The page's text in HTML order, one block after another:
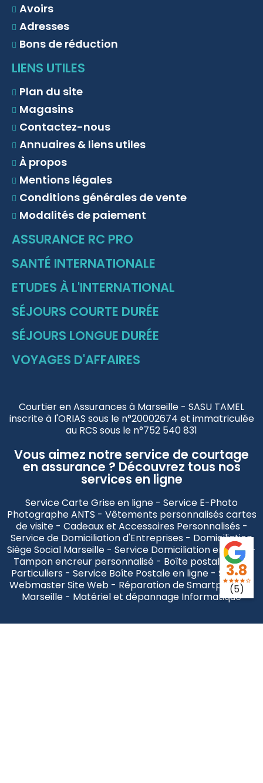
Avoirs
Adresses
Bons de réduction
LIENS UTILES
Plan du site
Magasins
Contactez-nous
Annuaires & liens utiles
À propos
Mentions légales
Conditions générales de vente
Modalités de paiement
ASSURANCE RC PRO
SANTÉ INTERNATIONALE
ETUDES À L'INTERNATIONAL
SÉJOURS COURTE DURÉE
SÉJOURS LONGUE DURÉE
VOYAGES D'AFFAIRES
Courtier en Assurances à Marseille - SASU TAMEL
inscrite à l'ORIAS sous le n°20002674 et immatriculée
au RCS sous le n°752 540 831
Vous aimez notre service de courtage
en assurance ? Découvrez tous nos
services en ligne
Service Carte Grise en ligne - Service E-Photo
Photographe ANTS - Vêtements personnalisés cartes
de visite - Cadeaux et Accessoires Personnalisés -
Service de Domiciliation d'Entreprises - Domiciliation
Siège Social Marseille - Service Domiciliation en ligne -
Tampon encreur personnalisé - Boîte postale pour
Particuliers - Service Boîte Postale en ligne - Service
Webmaster Site Web - Réparation de Smartphone à
Marseille - Matériel et dépannage Informatique
3.8
star starstar star star_border
(5)